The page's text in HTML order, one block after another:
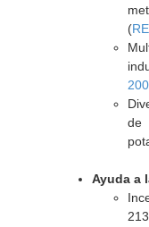
(
de
Ayuda a